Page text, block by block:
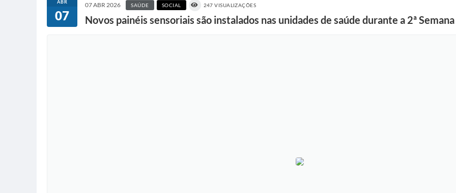
ABR
07
07 ABR 2026 SAÚDE SOCIAL 247 VISUALIZAÇÕES
Novos painéis sensoriais são instalados nas unidades de saúde durante a 2ª